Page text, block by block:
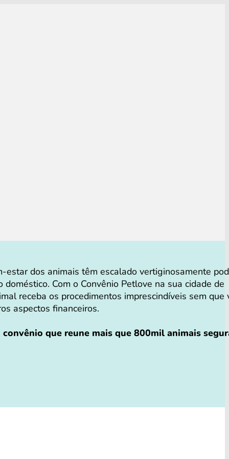
estar dos animais têm escalado vertiginosamente
doméstico. Com o Convênio Petlove na sua cidade de
receba os procedimentos imprescindíveis sem que
aspectos financeiros.
que reune mais que 800mil animais